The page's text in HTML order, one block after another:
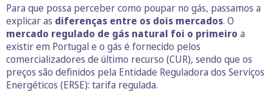
Para que possa perceber como poupar no gás, passamos a
explicar as diferenças entre os dois mercados. O
mercado regulado de gás natural foi o primeiro a
existir em Portugal e o gás é fornecido pelos
comercializadores de último recurso (CUR), sendo que os
preços são definidos pela Entidade Reguladora dos Serviços
Energéticos (ERSE): tarifa regulada.